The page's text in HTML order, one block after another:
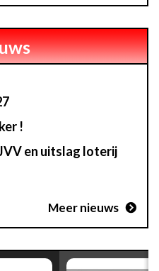
!
en uitslag loterij
Meer nieuws